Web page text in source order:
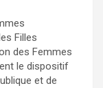
Filles
des Femmes
le dispositif
et de